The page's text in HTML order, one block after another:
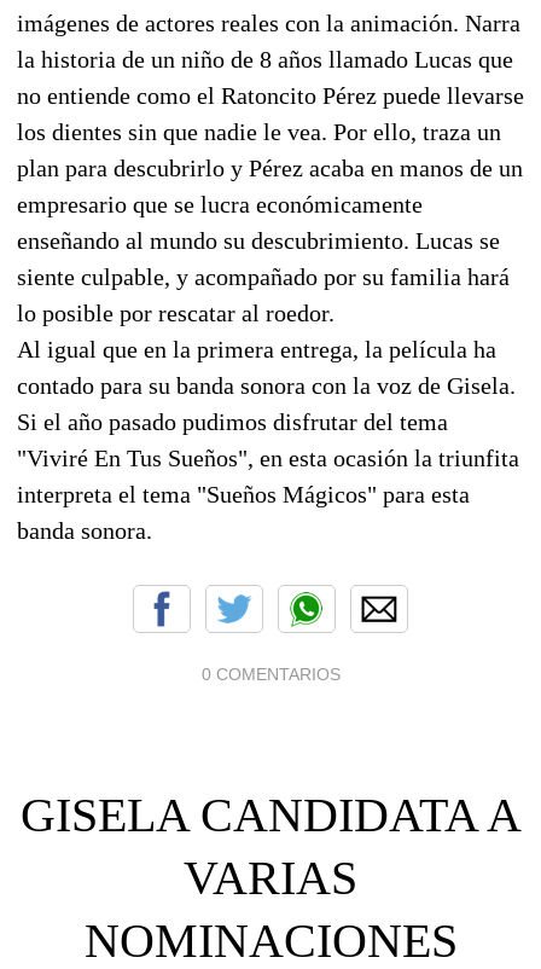
imágenes de actores reales con la animación. Narra
la historia de un niño de 8 años llamado Lucas que
no entiende como el Ratoncito Pérez puede llevarse
los dientes sin que nadie le vea. Por ello, traza un
plan para descubrirlo y Pérez acaba en manos de un
empresario que se lucra económicamente
enseñando al mundo su descubrimiento. Lucas se
siente culpable, y acompañado por su familia hará
lo posible por rescatar al roedor.
Al igual que en la primera entrega, la película ha
contado para su banda sonora con la voz de Gisela.
Si el año pasado pudimos disfrutar del tema
"Viviré En Tus Sueños", en esta ocasión la triunfita
interpreta el tema "Sueños Mágicos" para esta
banda sonora.
0 COMENTARIOS
GISELA CANDIDATA A
VARIAS
NOMINACIONES